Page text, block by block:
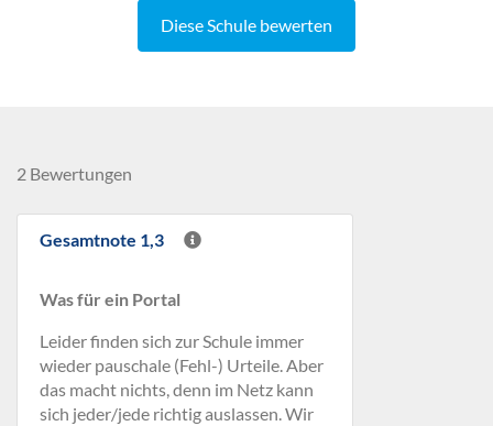
Diese Schule bewerten
2 Bewertungen
Gesamtnote 1,3
Was für ein Portal
Leider finden sich zur Schule immer
wieder pauschale (Fehl-) Urteile. Aber
das macht nichts, denn im Netz kann
sich jeder/jede richtig auslassen. Wir